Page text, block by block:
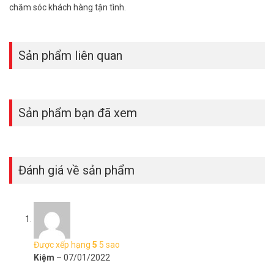
chăm sóc khách hàng tận tình.
Sản phẩm liên quan
Sản phẩm bạn đã xem
Đánh giá về sản phẩm
Được xếp hạng 5 5 sao
Kiệm – 07/01/2022